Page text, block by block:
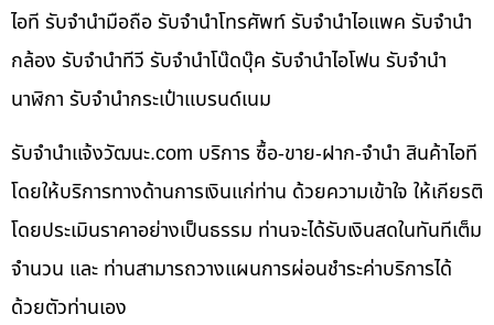
ไอที รับจำนำมือถือ รับจำนำโทรศัพท์ รับจำนำไอแพค รับจำนำ
กล้อง รับจำนำทีวี รับจำนำโน๊ดบุ๊ค รับจำนำไอโฟน รับจำนำ
นาฬิกา รับจำนำกระเป๋าแบรนด์เนม
รับจํานําแจ้งวัฒนะ.com บริการ ซื้อ-ขาย-ฝาก-จำนำ สินค้าไอที
โดยให้บริการทางด้านการเงินแก่ท่าน ด้วยความเข้าใจ ให้เกียรติ
โดยประเมินราคาอย่างเป็นธรรม ท่านจะได้รับเงินสดในทันทีเต็ม
จำนวน และ ท่านสามารถวางแผนการผ่อนชำระค่าบริการได้
ด้วยตัวท่านเอง